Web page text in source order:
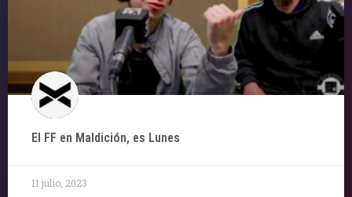
El FF en Maldición, es Lunes
11 julio, 2023